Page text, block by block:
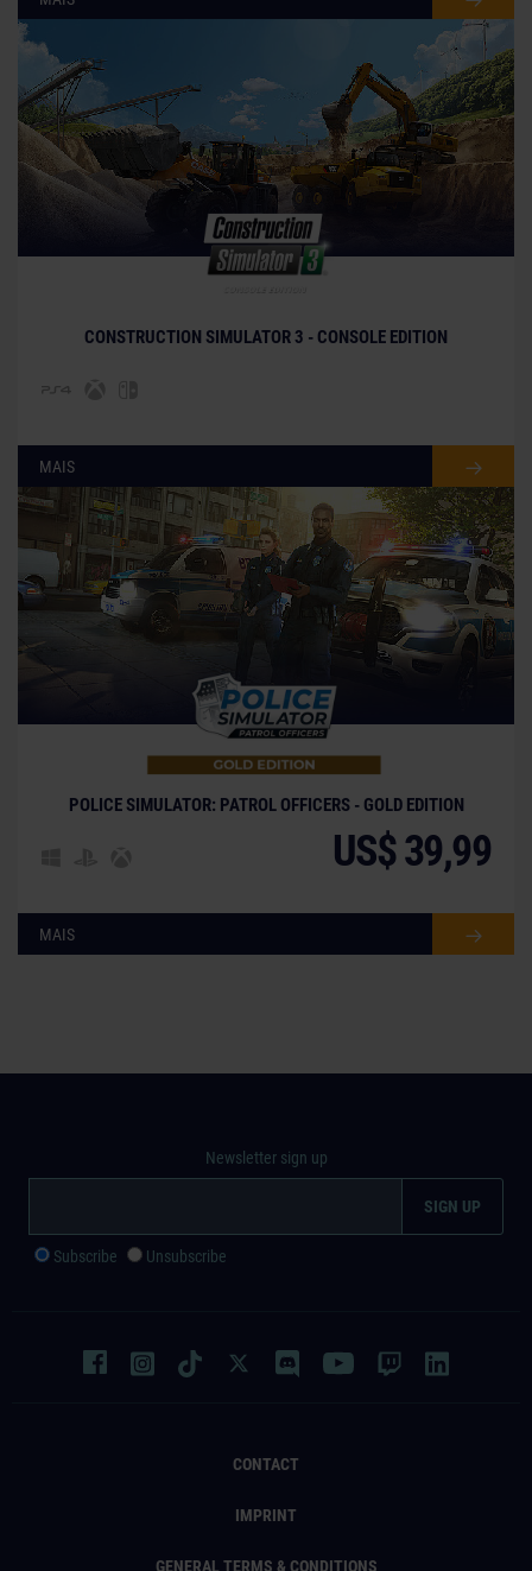
© [Translate to Portuguese (Brazil):]
CONSTRUCTION SIMULATOR 3 - CONSOLE EDITION
MAIS
POLICE SIMULATOR: PATROL OFFICERS - GOLD EDITION
US$ 39,99
MAIS
CONTACT
IMPRINT
Newsletter sign up
Subscribe Unsubscribe